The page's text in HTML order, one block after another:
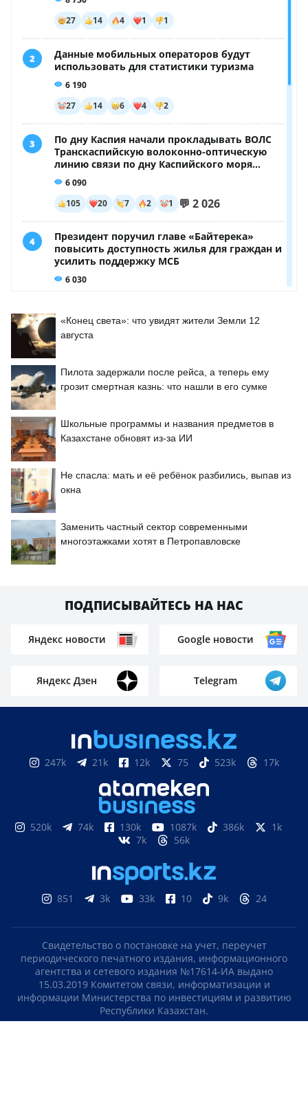
«Конец света»: что увидят жители Земли 12
августа
Пилота задержали после рейса, а теперь ему
грозит смертная казнь: что нашли в его сумке
Школьные программы и названия предметов в
Казахстане обновят из-за ИИ
Не спасла: мать и её ребёнок разбились, выпав из
окна
Заменить частный сектор современными
многоэтажками хотят в Петропавловске
ПОДПИСЫВАЙТЕСЬ НА НАС
Яндекс новости Google новости
Яндекс Дзен Telegram
247k 21k 12k 75 523k 17k
520k 74k 130k 1087k 386k
1k
7k
56k
851 3k 33k 10 9k 24
Свидетельство о постановке на учет, переучет
периодического печатного издания, информационного
агентства и сетевого издания №17614-ИА выдано
15.03.2019 Комитетом связи, информатизации и
информации Министерства по инвестициям и развитию
Республики Казахстан.